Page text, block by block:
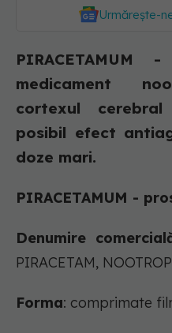
Urmărește-
PIRACETAMUM
medicament
cortexul
posibil efect
doze mari.
PIRACETAMUM -
Denumire
PIRACETAM,
Forma: comprimate